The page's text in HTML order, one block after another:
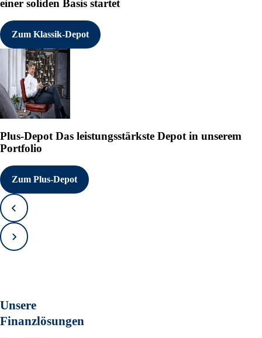
einer soliden Basis startet
Zum Klassik-Depot
Plus-Depot Das leistungsstärkste Depot in unserem
Portfolio
Zum Plus-Depot
Zurück
Vorwärts
Unsere
Finanzlösungen